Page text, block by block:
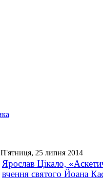
П'ятниця, 25 липня 2014
Ярослав Цікало,
вчення святого Йоана